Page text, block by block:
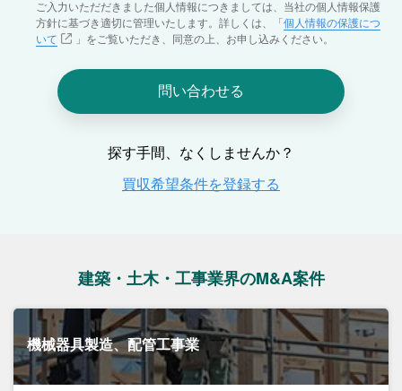
建築・土木・工事業界のM&A案件
機械器具製造、配管工事業